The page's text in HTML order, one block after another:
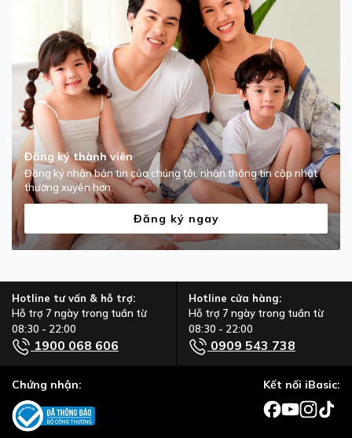
Đăng ký thành viên
Đăng ký nhận bản tin của chúng tôi, nhận thông tin cập nhật
thường xuyên hơn.
Đăng ký ngay
Hotline tư vấn & hỗ trợ:
Hỗ trợ 7 ngày trong tuần từ
08:30 - 22:00
1900 068 606
Hotline cửa hàng:
Hỗ trợ 7 ngày trong tuần từ
08:30 - 22:00
0909 543 738
Chứng nhận: Kết nối iBasic: